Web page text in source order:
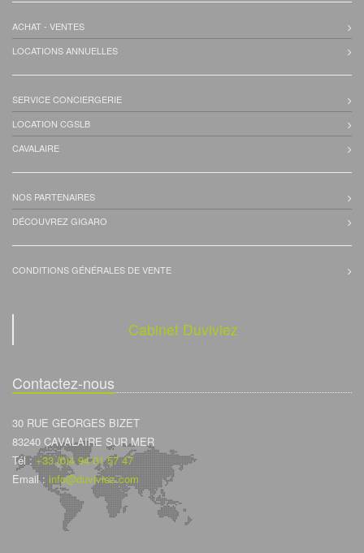
ACHAT - VENTES
LOCATIONS ANNUELLES
SERVICE CONCIERGERIE
LOCATION CGSLB
CAVALAIRE
NOS PARTENAIRES
DÉCOUVREZ GIGARO
CONDITIONS GÉNÉRALES DE VENTE
Cabinet Duviviez
Contactez-nous
30 RUE GEORGES BIZET
83240 CAVALAIRE SUR MER
Tél :+33 (0)4 94 01 57 47
Email : info@duviviez.com